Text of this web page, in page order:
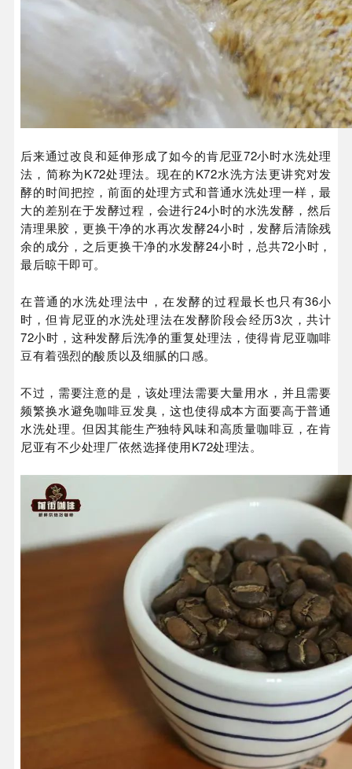
后来通过改良和延伸形成了如今的肯尼亚72小时水洗处理
法，简称为K72处理法。现在的K72水洗方法更讲究对发
酵的时间把控，前面的处理方式和普通水洗处理一样，最
大的差别在于发酵过程，会进行24小时的水洗发酵，然后
清理果胶，更换干净的水再次发酵24小时，发酵后清除残
余的成分，之后更换干净的水发酵24小时，总共72小时，
最后晾干即可。
在普通的水洗处理法中，在发酵的过程最长也只有36小
时，但肯尼亚的水洗处理法在发酵阶段会经历3次，共计
72小时，这种发酵后洗净的重复处理法，使得肯尼亚咖啡
豆有着强烈的酸质以及细腻的口感。
不过，需要注意的是，该处理法需要大量用水，并且需要
频繁换水避免咖啡豆发臭，这也使得成本方面要高于普通
水洗处理。但因其能生产独特风味和高质量咖啡豆，在肯
尼亚有不少处理厂依然选择使用K72处理法。